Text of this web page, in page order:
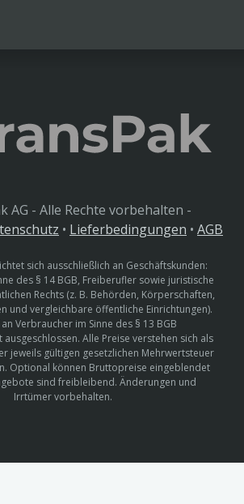
AG - Alle Rechte vorbehalten -
• Lieferbedingungen • AGB
sich ausschließlich an Geschäftskunden:
des § 14 BGB, Freiberufler sowie juristische
Rechts (z. B. Behörden, Körperschaften,
und vergleichbare öffentliche Einrichtungen).
an Verbraucher im Sinne des § 13 BGB
ausgeschlossen. Alle Preise verstehen sich als
jeweils gültigen gesetzlichen Mehrwertsteuer
Optional können Bruttopreise eingeblendet
sind freibleibend. Änderungen und
Irrtümer vorbehalten.